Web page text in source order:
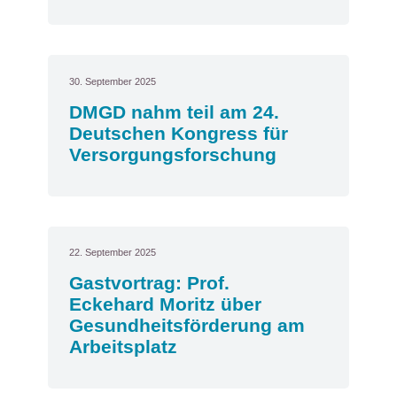
30. September 2025
DMGD nahm teil am 24.
Deutschen Kongress für
Versorgungsforschung
22. September 2025
Gastvortrag: Prof.
Eckehard Moritz über
Gesundheitsförderung am
Arbeitsplatz